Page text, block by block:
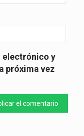
electrónico y
próxima vez